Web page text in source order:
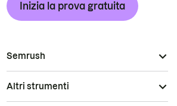
Inizia la prova gratuita
Semrush
Altri strumenti